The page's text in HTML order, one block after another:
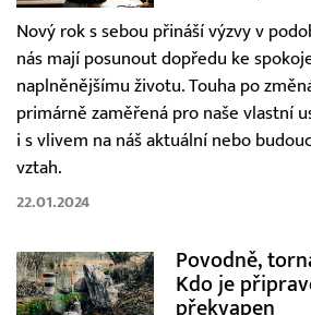
Nový rok s sebou přináší výzvy v
nás mají posunout dopředu ke
naplněnějšímu životu. Touha po
primárně zaměřená pro naše vlastní
i s vlivem na náš aktuální nebo
vztah.
22.01.2024
Povodně,
Kdo je
překvapen